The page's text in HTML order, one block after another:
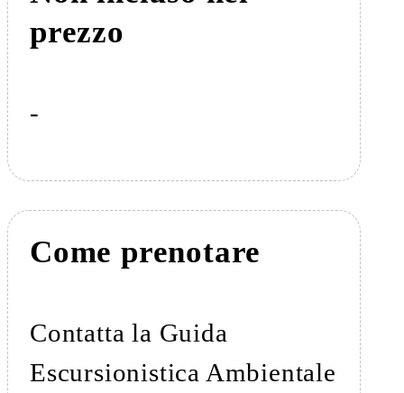
prezzo
-
Come prenotare
Contatta la Guida
Escursionistica Ambientale